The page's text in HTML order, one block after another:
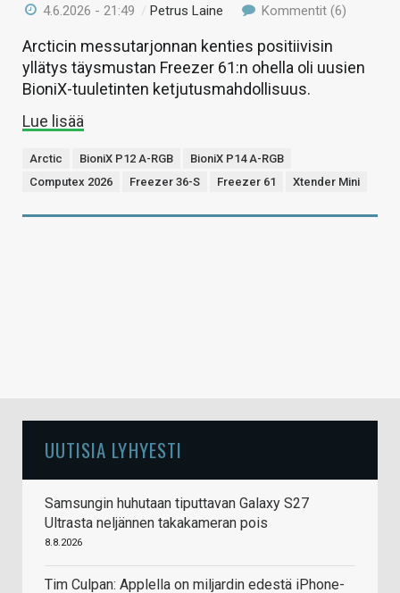
4.6.2026 - 21:49 /Petrus Laine Kommentit (6)
Arcticin messutarjonnan kenties positiivisin
yllätys täysmustan Freezer 61:n ohella oli uusien
BioniX-tuuletinten ketjutusmahdollisuus.
Lue lisää
Arctic BioniX P12 A-RGB
BioniX P14 A-RGB
Computex 2026
Freezer 36-S Freezer 61 Xtender Mini
UUTISIA LYHYESTI
Samsungin huhutaan tiputtavan Galaxy S27
Ultrasta neljännen takakameran pois
8.8.2026
Tim Culpan: Applella on miljardin edestä iPhone-